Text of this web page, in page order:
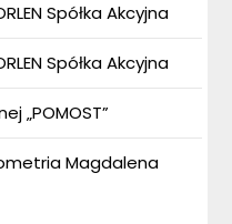
Spółka Akcyjna
Spółka Akcyjna
„POMOST”
Magdalena